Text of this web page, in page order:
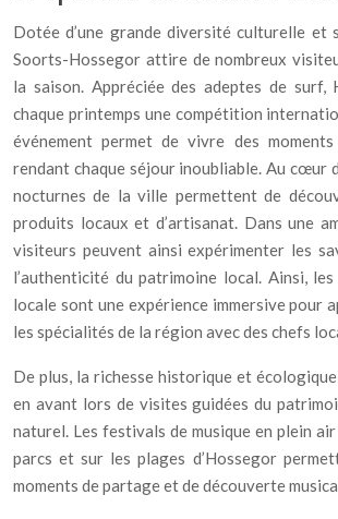
Dotée d’une grande diversité culturelle et
Soorts-Hossegor attire de nombreux
la saison. Appréciée des adeptes de surf,
chaque printemps une compétition
événement permet de vivre des moments
rendant chaque séjour inoubliable. Au cœur
nocturnes de la ville permettent de
produits locaux et d’artisanat. Dans une
visiteurs peuvent ainsi expérimenter les
l’authenticité du patrimoine local. Ainsi,
locale sont une expérience immersive pour
les spécialités de la région avec des chefs
De plus, la richesse historique et
en avant lors de visites guidées du
naturel. Les festivals de musique en plein
parcs et sur les plages d’Hossegor
moments de partage et de découverte